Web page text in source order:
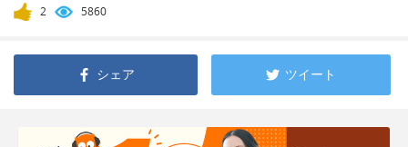
2 5860
シェア ツイート